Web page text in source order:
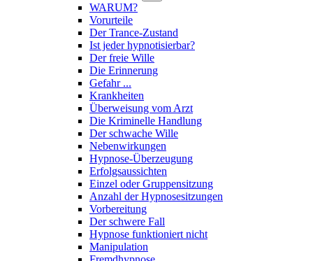
WARUM?
Vorurteile
Der Trance-Zustand
Ist jeder hypnotisierbar?
Der freie Wille
Die Erinnerung
Gefahr ...
Krankheiten
Überweisung vom Arzt
Die Kriminelle Handlung
Der schwache Wille
Nebenwirkungen
Hypnose-Überzeugung
Erfolgsaussichten
Einzel oder Gruppensitzung
Anzahl der Hypnosesitzungen
Vorbereitung
Der schwere Fall
Hypnose funktioniert nicht
Manipulation